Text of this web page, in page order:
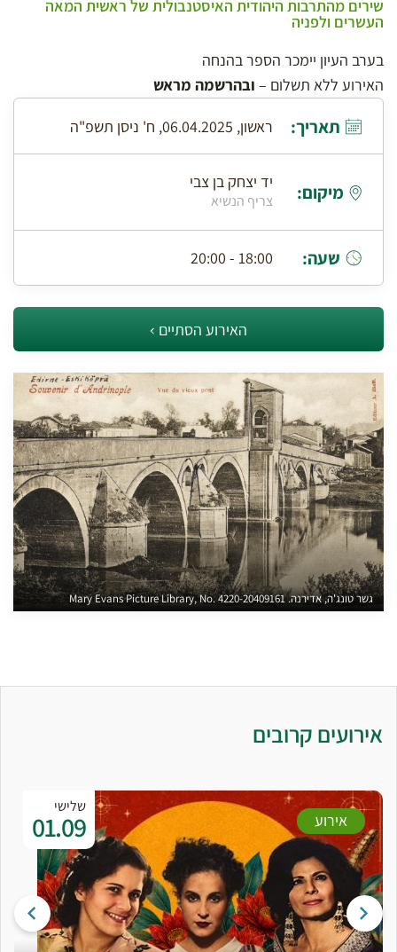
שירים מהתרבות היהודית האיסטנבולית של ראשית המאה
העשרים ולפניה
בערב העיון יימכר הספר בהנחה
האירוע ללא תשלום – ובהרשמה מראש
תאריך: ראשון, 06.04.2025, ח' ניסן תשפ"ה
מיקום: יד יצחק בן צבי
צריף הנשיא
שעה: 18:00 - 20:00
האירוע הסתיים
גשר טונג'ה, אדירנה. Mary Evans Picture Library, No. 4220-20409161
אירועים קרובים
שלישי
01.09 אירוע